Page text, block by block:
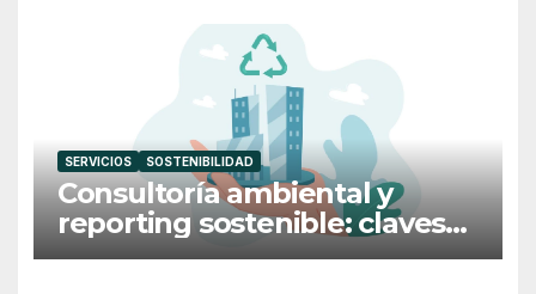
SERVICIOS SOSTENIBILIDAD
Consultoría ambiental y
reporting sostenible: claves
para una empresa más